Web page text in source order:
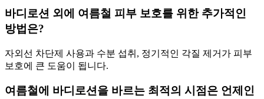
바디로션 외에 여름철 피부 보호를 위한 추가적인
방법은?
자외선 차단제 사용과 수분 섭취, 정기적인 각질 제거가 피부
보호에 큰 도움이 됩니다.
여름철에 바디로션을 바르는 최적의 시점은 언제인